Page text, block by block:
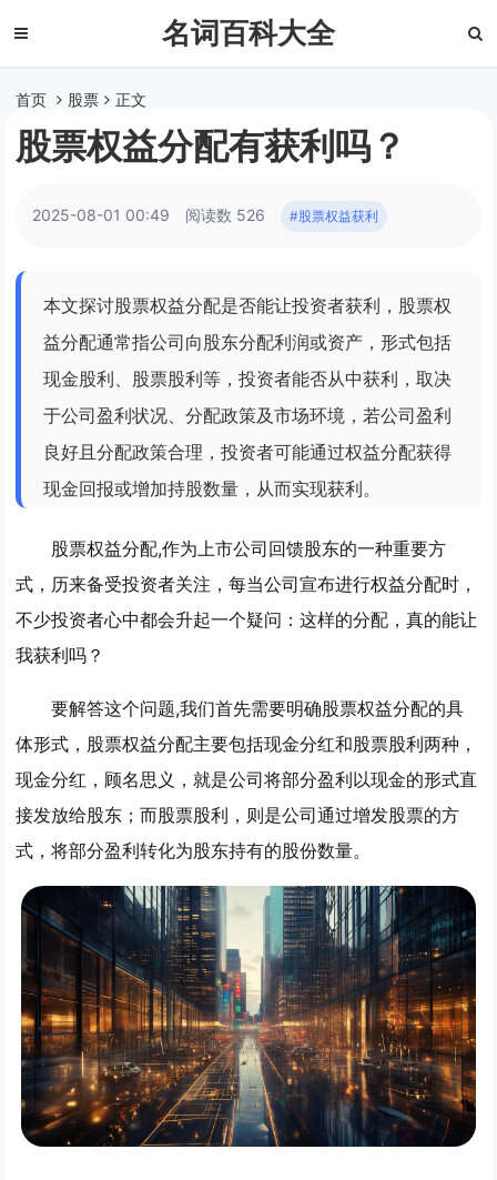
名词百科大全
首页 股票 正文
股票权益分配有获利吗？
2025-08-01 00:49 阅读数 526 #股票权益获利
本文探讨股票权益分配是否能让投资者获利，股票权
益分配通常指公司向股东分配利润或资产，形式包括
现金股利、股票股利等，投资者能否从中获利，取决
于公司盈利状况、分配政策及市场环境，若公司盈利
良好且分配政策合理，投资者可能通过权益分配获得
现金回报或增加持股数量，从而实现获利。
股票权益分配,作为上市公司回馈股东的一种重要方
式，历来备受投资者关注，每当公司宣布进行权益分配时，
不少投资者心中都会升起一个疑问：这样的分配，真的能让
我获利吗？
要解答这个问题,我们首先需要明确股票权益分配的具
体形式，股票权益分配主要包括现金分红和股票股利两种，
现金分红，顾名思义，就是公司将部分盈利以现金的形式直
接发放给股东；而股票股利，则是公司通过增发股票的方
式，将部分盈利转化为股东持有的股份数量。